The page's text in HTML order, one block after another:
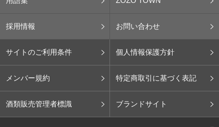
採用情報 お問い合わせ
サイトのご利用条件 個人情報保護方針
メンバー規約 特定商取引に基づく表記
酒類販売管理者標識 ブランドサイト